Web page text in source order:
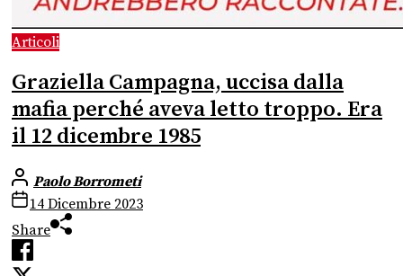
Articoli
Graziella Campagna, uccisa dalla
mafia perché aveva letto troppo. Era
il 12 dicembre 1985
Paolo Borrometi
14 Dicembre 2023
Share